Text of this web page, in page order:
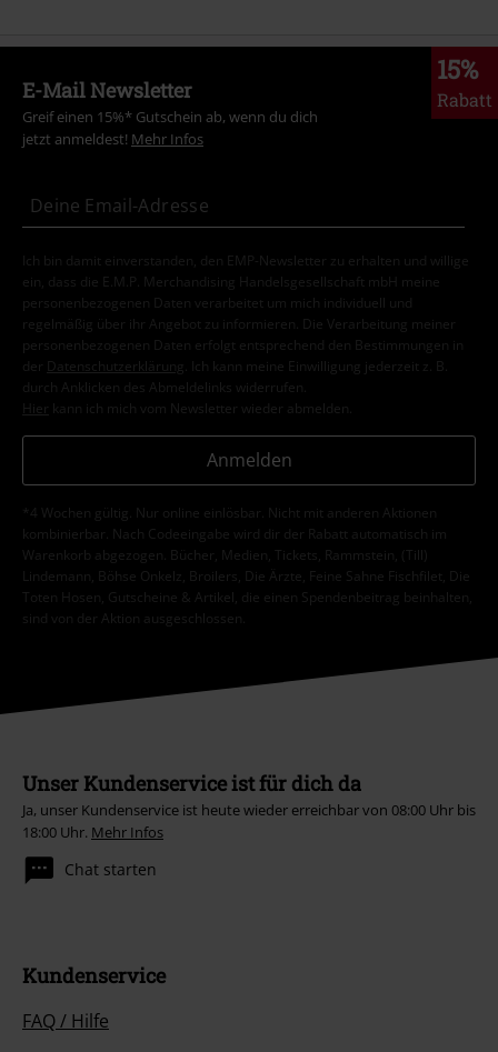
15%
Rabatt
E-Mail Newsletter
Greif einen 15%* Gutschein ab, wenn du dich
jetzt anmeldest! Mehr Infos
Ich bin damit einverstanden, den EMP-Newsletter zu erhalten und willige
ein, dass die E.M.P. Merchandising Handelsgesellschaft mbH meine
personenbezogenen Daten verarbeitet um mich individuell und
regelmäßig über ihr Angebot zu informieren. Die Verarbeitung meiner
personenbezogenen Daten erfolgt entsprechend den Bestimmungen in
der
Datenschutzerklärung
. Ich kann meine Einwilligung jederzeit z. B.
durch Anklicken des Abmeldelinks widerrufen.
Hier kann ich mich vom Newsletter wieder abmelden.
Anmelden
*4 Wochen gültig. Nur online einlösbar. Nicht mit anderen Aktionen
kombinierbar. Nach Codeeingabe wird dir der Rabatt automatisch im
Warenkorb abgezogen. Bücher, Medien, Tickets, Rammstein, (Till)
Lindemann, Böhse Onkelz, Broilers, Die Ärzte, Feine Sahne Fischfilet, Die
Toten Hosen, Gutscheine & Artikel, die einen Spendenbeitrag beinhalten,
sind von der Aktion ausgeschlossen.
Unser Kundenservice ist für dich da
Ja, unser Kundenservice ist heute wieder erreichbar von 08:00 Uhr bis
18:00 Uhr. Mehr Infos
Chat starten
Kundenservice
FAQ / Hilfe